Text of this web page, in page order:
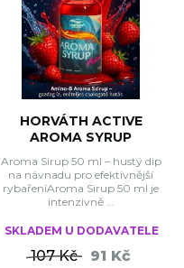
HORVÁTH ACTIVE
AROMA SYRUP
Aroma Sirup 50 ml – hustý dip
na návnadu pro efektivnější
rybařeníAroma Sirup 50 ml je
intenzivně ...
SKLADEM U DODAVATELE
107 Kč 91 Kč